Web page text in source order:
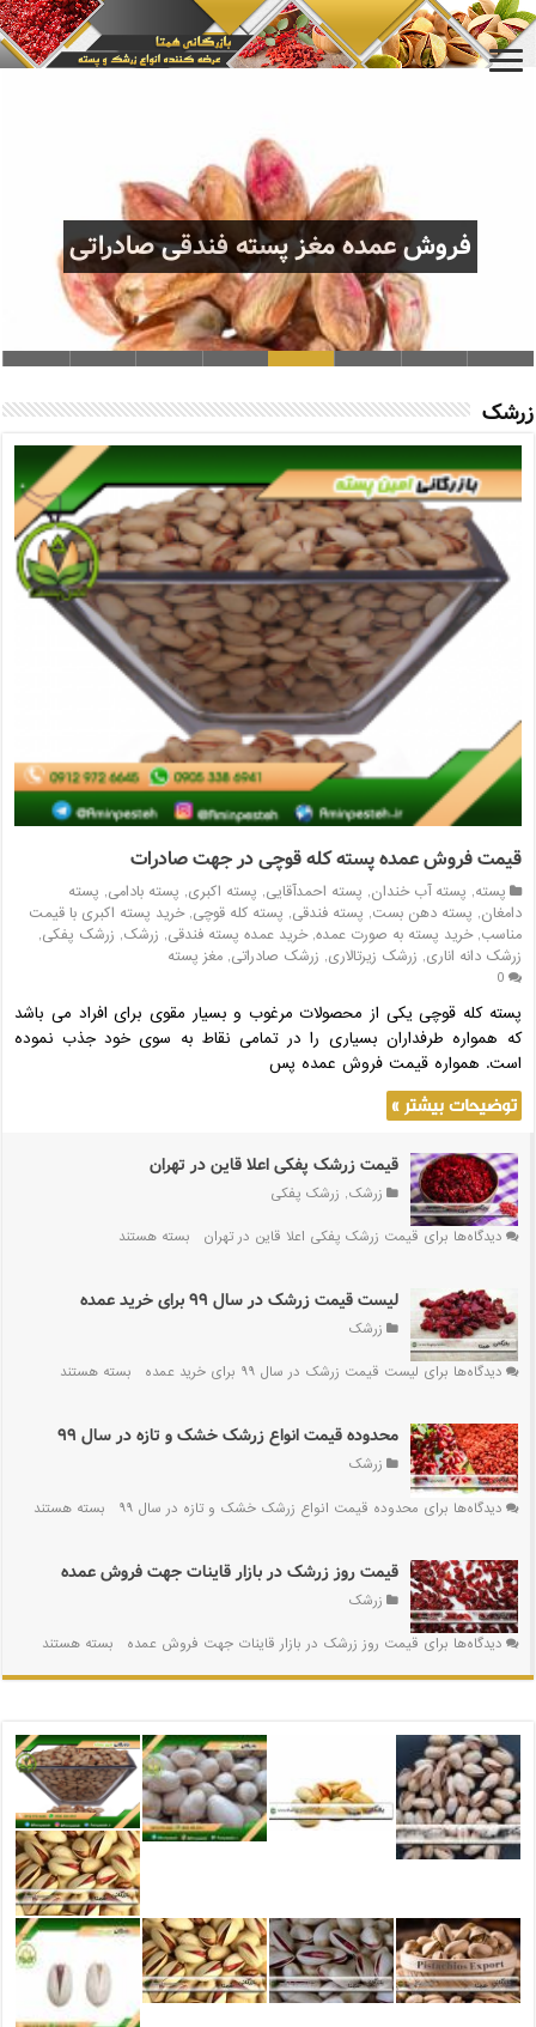
فروش عمده مغز پسته فندقی صادراتی
فروش عمده مغز پسته فندقی صادراتی
زرشک
قیمت فروش عمده پسته کله قوچی در جهت صادرات
پسته, پسته آب خندان, پسته احمدآقایی, پسته اکبری, پسته بادامی, پسته
دامغان, پسته دهن بست, پسته فندقی, پسته کله قوچی,خرید پسته اکبری با قیمت
مناسب,خرید پسته به صورت عمده,خرید عمده پسته فندقی, زرشک, زرشک پفکی,
زرشک دانه اناری, زرشک زیرتالاری, زرشک صادراتی,مغز پسته
0
پسته کله قوچی یکی از محصولات مرغوب و بسیار مقوی برای افراد می باشد
که همواره طرفداران بسیاری را در تمامی نقاط به سوی خود جذب نموده
است. همواره قیمت فروش عمده پس
توضیحات بیشتر »
قیمت زرشک پفکی اعلا قاین در تهران
زرشک, زرشک پفکی
دیدگاه‌ها برای قیمت زرشک پفکی اعلا قاین در تهران بسته هستند
لیست قیمت زرشک در سال ۹۹ برای خرید عمده
زرشک
دیدگاه‌ها برای لیست قیمت زرشک در سال ۹۹ برای خرید عمده بسته هستند
محدوده قیمت انواع زرشک خشک و تازه در سال ۹۹
زرشک
دیدگاه‌ها برای محدوده قیمت انواع زرشک خشک و تازه در سال ۹۹ بسته هستند
قیمت روز زرشک در بازار قاینات جهت فروش عمده
زرشک
دیدگاه‌ها برای قیمت روز زرشک در بازار قاینات جهت فروش عمده بسته هستند